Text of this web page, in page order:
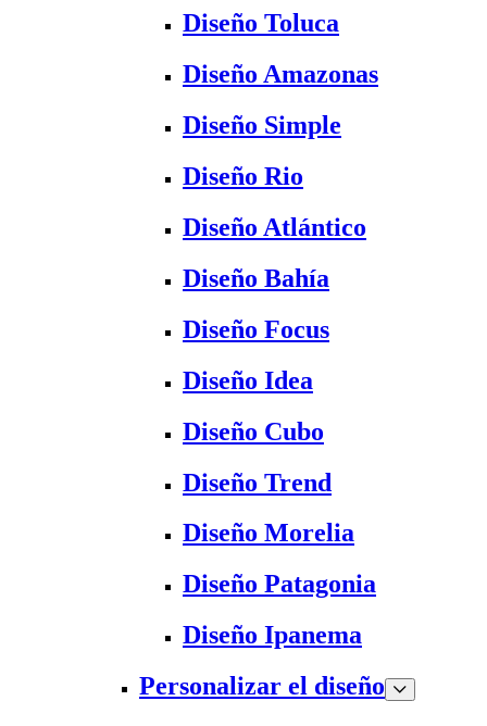
Diseño Toluca
Diseño Amazonas
Diseño Simple
Diseño Rio
Diseño Atlántico
Diseño Bahía
Diseño Focus
Diseño Idea
Diseño Cubo
Diseño Trend
Diseño Morelia
Diseño Patagonia
Diseño Ipanema
Personalizar el diseño